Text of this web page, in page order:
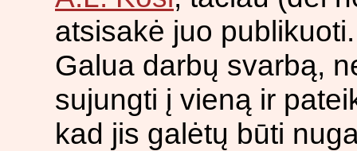
atsisakė juo
Galua darbų svarbą,
sujungti į vieną ir
kad jis galėtų būti